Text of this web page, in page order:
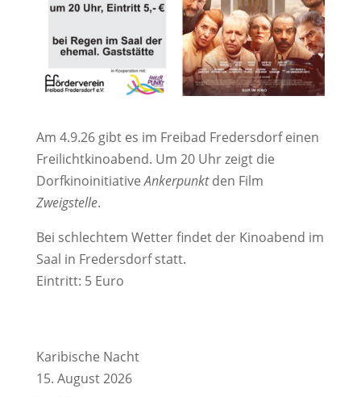
Am 4.9.26 gibt es im Freibad Fredersdorf einen
Freilichtkinoabend. Um 20 Uhr zeigt die
DorfkinoinitiativeAnkerpunktden Film
Zweigstelle.
Bei schlechtem Wetter findet der Kinoabend im
Saal in Fredersdorf statt.
Eintritt: 5 Euro
Karibische Nacht
15. August 2026